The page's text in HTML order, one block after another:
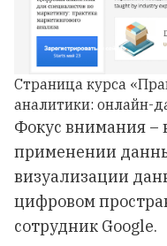
Страница курса
аналитики: онлайн-
Фокус внимания –
применении
визуализации
цифровом
сотрудник Google.